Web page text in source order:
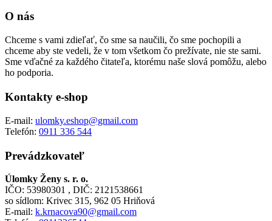
O nás
Chceme s vami zdieľať, čo sme sa naučili, čo sme pochopili a
chceme aby ste vedeli, že v tom všetkom čo prežívate, nie ste sami.
Sme vďačné za každého čitateľa, ktorému naše slová pomôžu, alebo
ho podporia.
Kontakty e-shop
E-mail: ulomky.eshop@gmail.com
Telefón: 0911 336 544
Prevádzkovateľ
Úlomky Ženy s. r. o.
IČO: 53980301 , DIČ: 2121538661
so sídlom: Krivec 315, 962 05 Hriňová
E-mail: k.krnacova90@gmail.com